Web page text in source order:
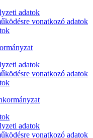
adatok
vonatkozó adatok
adatok
vonatkozó adatok
adatok
vonatkozó adatok